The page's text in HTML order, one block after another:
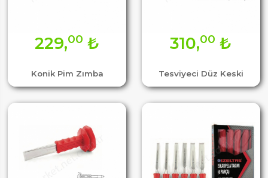
Konik Pim Zımba
229,00 ₺
Tesviyeci Düz Keski
310,00 ₺